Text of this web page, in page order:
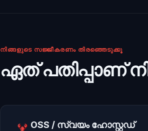
നിങ്ങളുടെ സജ്ജീകരണം തിരഞ്ഞെടുക്കൂ
ഏത് പതിപ്പാണ്
OSS / സ്വയം ഹോസ്റ്റഡ്